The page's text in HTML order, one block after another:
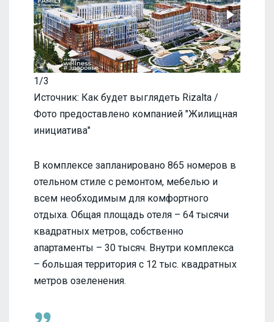
1/3
Источник: Как будет выглядеть Rizalta /
Фото предоставлено компанией "Жилищная
инициатива"
В комплексе запланировано 865 номеров в
отельном стиле с ремонтом, мебелью и
всем необходимым для комфортного
отдыха. Общая площадь отеля – 64 тысячи
квадратных метров, собственно
апартаменты – 30 тысяч. Внутри комплекса
– большая территория с 12 тыс. квадратных
метров озеленения.